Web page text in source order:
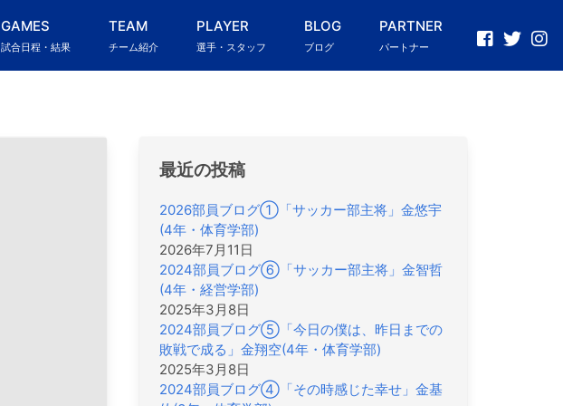
GAMES
試合日程・結果
TEAM
チーム紹介
PLAYER
選手・スタッフ
BLOG
ブログ
PARTNER
パートナー
最近の投稿
2026部員ブログ①「サッカー部主将」金悠宇
(4年・体育学部)
2026年7月11日
2024部員ブログ⑥「サッカー部主将」金智哲
(4年・経営学部)
2025年3月8日
2024部員ブログ⑤「今日の僕は、昨日までの
敗戦で成る」金翔空(4年・体育学部)
2025年3月8日
2024部員ブログ④「その時感じた幸せ」金基